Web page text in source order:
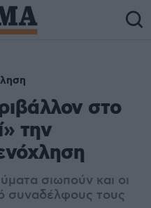
στο
την
σιωπούν και οι
συναδέλφους τους